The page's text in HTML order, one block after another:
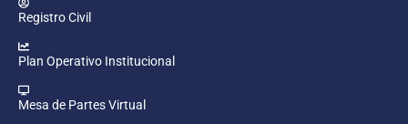
Registro Civil
Plan Operativo Institucional
Mesa de Partes Virtual